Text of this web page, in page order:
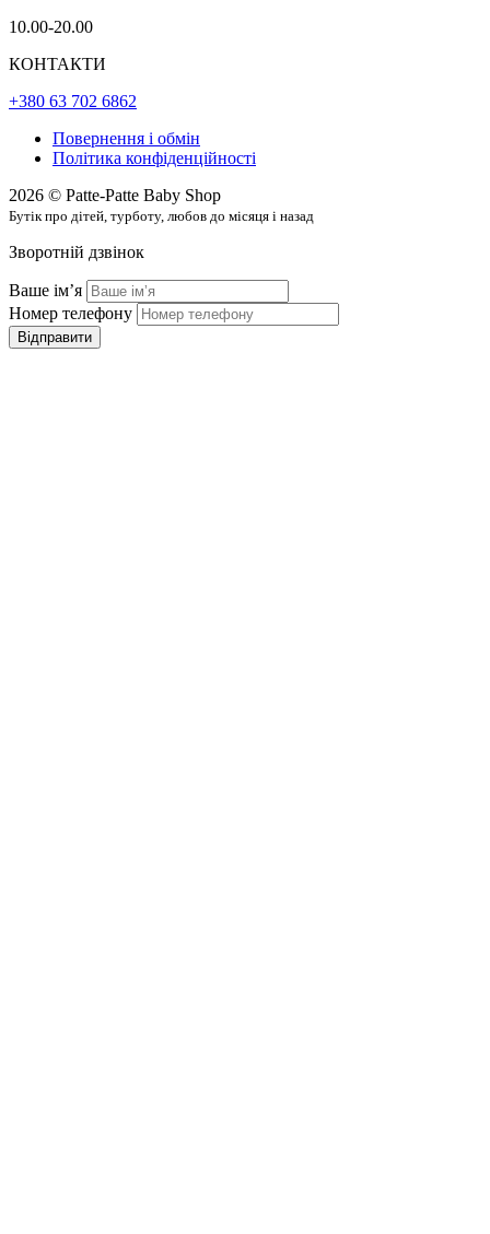
10.00-20.00
КОНТАКТИ
+380 63 702 6862
Повернення і обмін
Політика конфіденційності
2026 © Patte-Patte Baby Shop
Бутік про дітей, турботу, любов до місяця і назад
Зворотній дзвінок
Ваше імʼя
Номер телефону
Відправити